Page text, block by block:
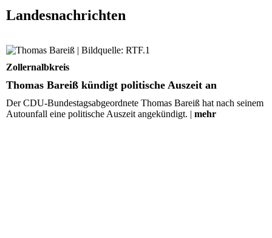
Landesnachrichten
Thomas Bareiß kündigt politische Auszeit an
Zollernalbkreis
Thomas Bareiß kündigt politische Auszeit an
Der CDU-Bundestagsabgeordnete Thomas Bareiß hat nach seinem
Autounfall eine politische Auszeit angekündigt. | mehr